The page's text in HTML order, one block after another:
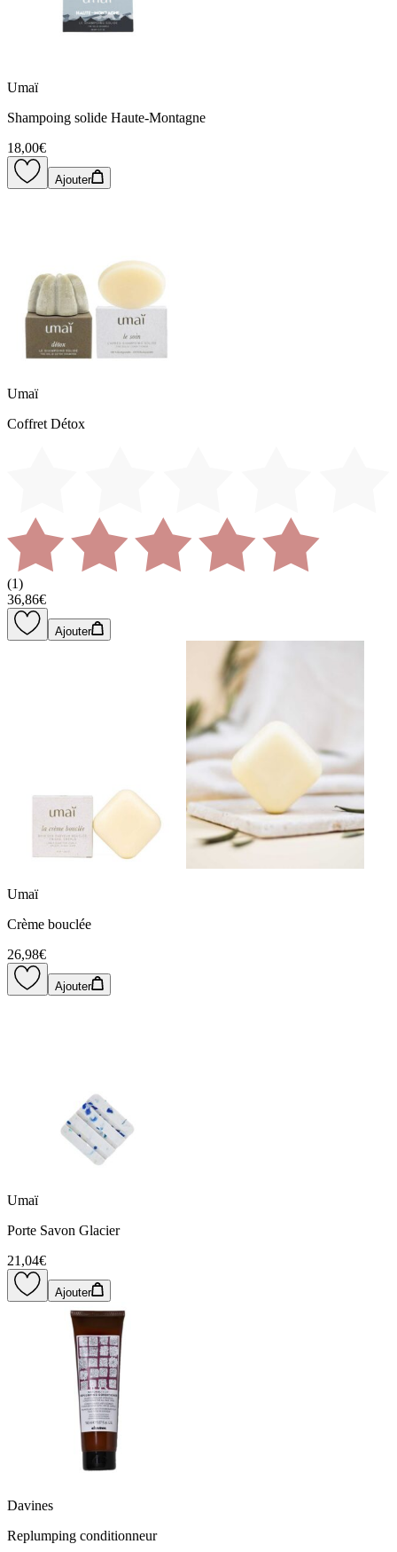
Umaï
Shampoing solide Haute-Montagne
18,00€
Ajouter
Umaï
Coffret Détox
(1)
36,86€
Ajouter
Umaï
Crème bouclée
26,98€
Ajouter
Umaï
Porte Savon Glacier
21,04€
Ajouter
Davines
Replumping conditionneur